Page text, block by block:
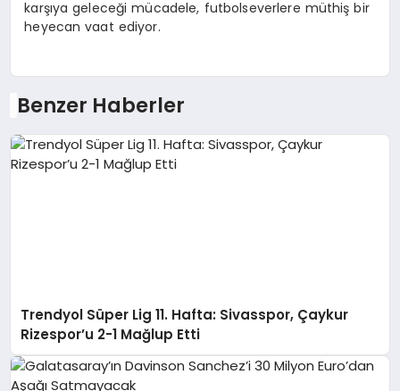
karşıya geleceği mücadele, futbolseverlere müthiş bir
heyecan vaat ediyor.
Benzer Haberler
Trendyol Süper Lig 11. Hafta: Sivasspor, Çaykur
Rizespor’u 2-1 Mağlup Etti